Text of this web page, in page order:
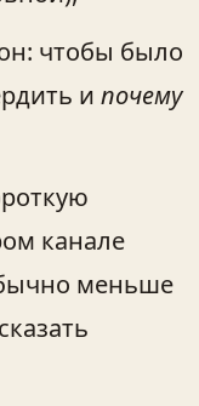
чтобы было
и почему
канале
меньше